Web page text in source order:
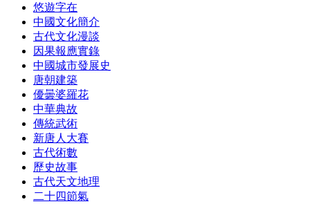
悠遊字在
中國文化簡介
古代文化漫談
因果報應實錄
中國城市發展史
唐朝建築
優曇婆羅花
中華典故
傳統武術
新唐人大賽
古代術數
歷史故事
古代天文地理
二十四節氣